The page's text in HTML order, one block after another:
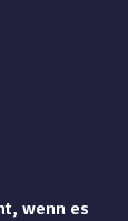
wenn es